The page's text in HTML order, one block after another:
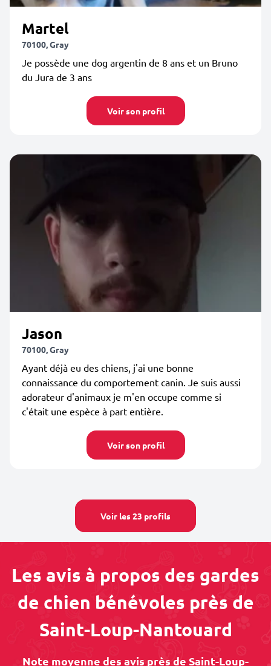
Martel
70100, Gray
Je possède une dog argentin de 8 ans et un Bruno
du Jura de 3 ans
Voir son profil
Jason
70100, Gray
Ayant déjà eu des chiens, j'ai une bonne
connaissance du comportement canin. Je suis aussi
adorateur d'animaux je m'en occupe comme si
c'était une espèce à part entière.
Voir son profil
Voir les 23 profils
Les avis à propos des gardes
de chien bénévoles près de
Saint-Loup-Nantouard
Note moyenne des avis près de Saint-Loup-